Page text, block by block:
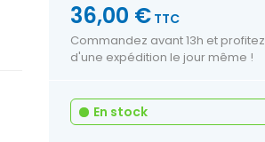
36,00 € TTC
Commandez avant 13h et profitez
d'une expédition le jour même !
En stock